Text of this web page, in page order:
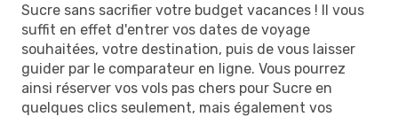
Sucre sans sacrifier votre budget vacances ! Il vous
suffit en effet d'entrer vos dates de voyage
souhaitées, votre destination, puis de vous laisser
guider par le comparateur en ligne. Vous pourrez
ainsi réserver vos vols pas chers pour Sucre en
quelques clics seulement, mais également vos